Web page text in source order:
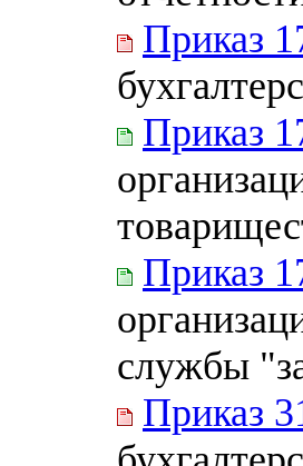
Приказ
Приказ
Приказ
службы
Приказ